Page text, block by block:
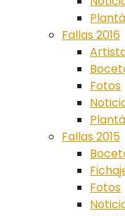
Plantà
Fallas 2016
Fotos
Plantà
Fallas 2015
Fotos